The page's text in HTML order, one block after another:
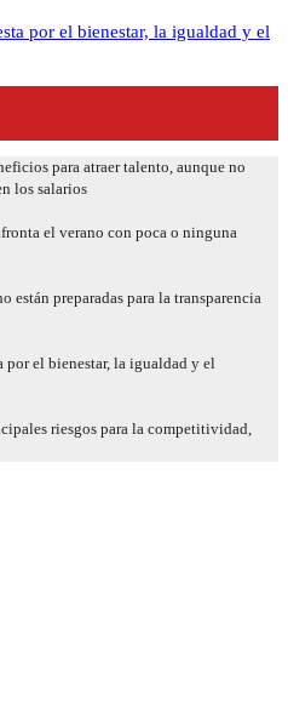
por el bienestar, la igualdad y el
para atraer talento, aunque no
los salarios
el verano con poca o ninguna
están preparadas para la transparencia
por el bienestar, la igualdad y el
riesgos para la competitividad,